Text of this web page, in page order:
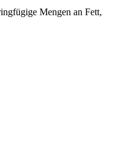
Mengen an Fett,